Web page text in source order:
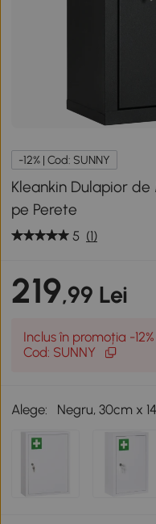
-12% | Cod: SUNNY
Kleankin Dulapior
pe Perete
5 (1)
219,99 Lei
Inclus în promoția -
Cod: SUNNY
Alege: Negru, 30cm x